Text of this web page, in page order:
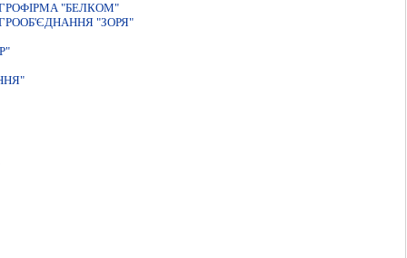
"БЕЛКОМ"
"ЗОРЯ"